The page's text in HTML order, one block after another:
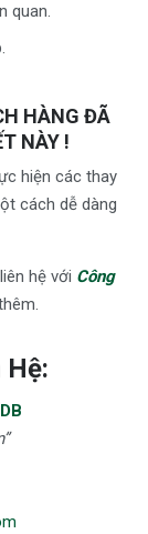
quan.
HÀNG ĐÃ
NÀY !
hiện các thay
cách dễ dàng
hệ với Công
Hệ: